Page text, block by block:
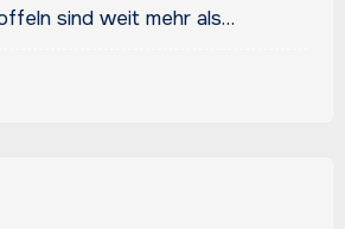
sind weit mehr als…